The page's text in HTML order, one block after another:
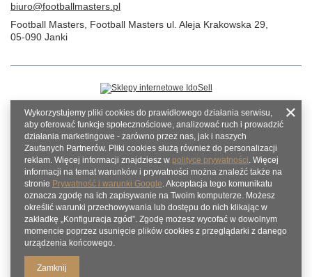
biuro@footballmasters.pl
Football Masters Football Masters ul. Aleja Krakowska 29
05-090 Janki
Wykorzystujemy pliki cookies do prawidłowego działania serwisu,
aby oferować funkcje społecznościowe, analizować ruch i prowadzić
działania marketingowe - zarówno przez nas, jak i naszych
Zaufanych Partnerów. Pliki cookies służą również do personalizacji
reklam. Więcej informacji znajdziesz w polityce prywatności. Więcej
informacji na temat warunków i prywatności można znaleźć także na
stronie Prywatność i warunki Google. Akceptacja tego komunikatu
oznacza zgodę na ich zapisywanie na Twoim komputerze. Możesz
określić warunki przechowywania lub dostępu do nich klikając w
zakładkę „Konfiguracja zgód”. Zgodę możesz wycofać w dowolnym
momencie poprzez usunięcie plików cookies z przeglądarki z danego
urządzenia końcowego.
Zamknij